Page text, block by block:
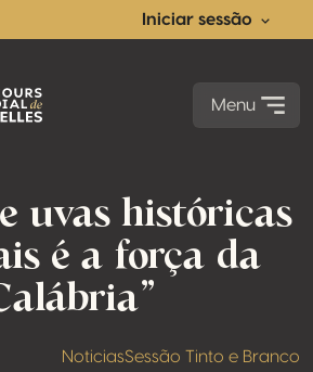
Iniciar sessão
Menu
uvas históricas
é a força da
NoticiasSessão Tinto e Branco